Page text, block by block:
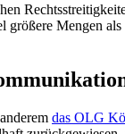
Mengen
das OLG